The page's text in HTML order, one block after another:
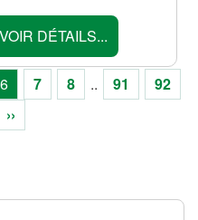
VOIR DÉTAILS...
6 7 8 .. 91
92
››